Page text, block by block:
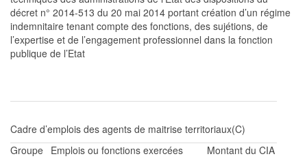
décret n° 2014-513 du 20 mai 2014 portant création d’un régime
indemnitaire tenant compte des fonctions, des sujétions, de
l’expertise et de l’engagement professionnel dans la fonction
publique de l’Etat
Cadre d’emplois des agents de maitrise territoriaux(C)
Groupe Emplois ou fonctions exercées Montant du CIA